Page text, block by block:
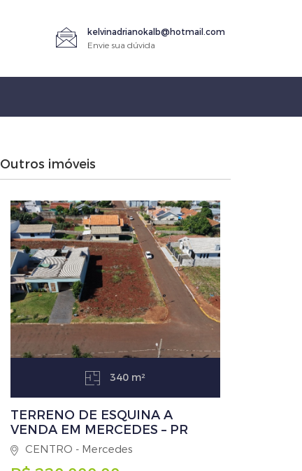
kelvinadrianokalb@hotmail.com
Envie sua dúvida
Outros imóveis
340 m²
TERRENO DE ESQUINA A
VENDA EM MERCEDES – PR
CENTRO - Mercedes